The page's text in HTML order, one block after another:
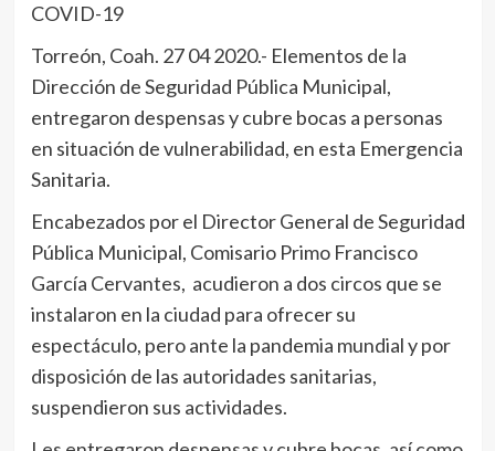
COVID-19
Torreón, Coah. 27 04 2020.- Elementos de la
Dirección de Seguridad Pública Municipal,
entregaron despensas y cubre bocas a personas
en situación de vulnerabilidad, en esta Emergencia
Sanitaria.
Encabezados por el Director General de Seguridad
Pública Municipal, Comisario Primo Francisco
García Cervantes, acudieron a dos circos que se
instalaron en la ciudad para ofrecer su
espectáculo, pero ante la pandemia mundial y por
disposición de las autoridades sanitarias,
suspendieron sus actividades.